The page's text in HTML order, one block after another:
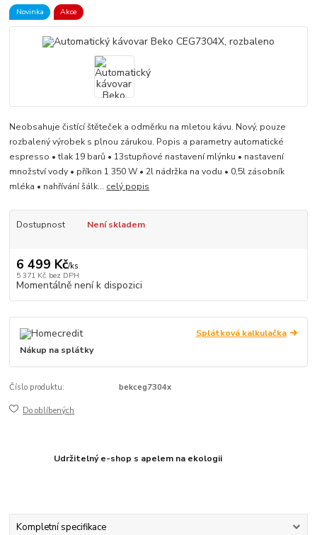
Novinka Akce
Neobsahuje čistící štěteček a odměrku na mletou kávu. Nový, pouze
rozbalený výrobek s plnou zárukou. Popis a parametry automatické
espresso • tlak 19 barů • 13stupňové nastavení mlýnku • nastavení
množství vody • příkon 1 350 W • 2l nádržka na vodu • 0,5l zásobník
mléka • nahřívání šálk... celý popis
Dostupnost Není skladem
6 499 Kč/ks
5 371 Kč bez DPH
Momentálně není k dispozici
Splátková kalkulačka
Nákup na splátky
Číslo produktu: bekceg7304x
Do oblíbených
Udržitelný e-shop s apelem na ekologii
Kompletní specifikace